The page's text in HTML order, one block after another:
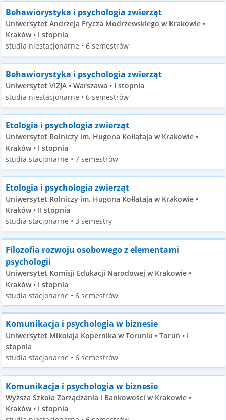
Behawiorystyka i psychologia zwierząt
Uniwersytet Andrzeja Frycza Modrzewskiego w Krakowie •
Kraków • I stopnia
studia niestacjonarne • 6 semestrów
Behawiorystyka i psychologia zwierząt
Uniwersytet VIZJA • Warszawa • I stopnia
studia niestacjonarne • 6 semestrów
Etologia i psychologia zwierząt
Uniwersytet Rolniczy im. Hugona Kołłątaja w Krakowie •
Kraków • I stopnia
studia stacjonarne • 7 semestrów
Etologia i psychologia zwierząt
Uniwersytet Rolniczy im. Hugona Kołłątaja w Krakowie •
Kraków • II stopnia
studia stacjonarne • 3 semestry
Filozofia rozwoju osobowego z elementami
psychologii
Uniwersytet Komisji Edukacji Narodowej w Krakowie •
Kraków • I stopnia
studia stacjonarne • 6 semestrów
Komunikacja i psychologia w biznesie
Uniwersytet Mikołaja Kopernika w Toruniu • Toruń • I
stopnia
studia stacjonarne • 6 semestrów
Komunikacja i psychologia w biznesie
Wyższa Szkoła Zarządzania i Bankowości w Krakowie •
Kraków • I stopnia